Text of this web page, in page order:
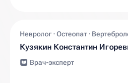
Невролог · Остеопат ·
Кузякин Константин
Врач-эксперт